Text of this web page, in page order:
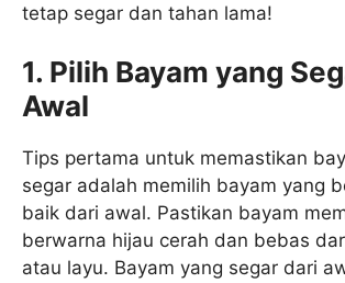
tetap segar dan tahan lama!
1. Pilih Bayam yang
Awal
Tips pertama untuk memastikan
segar adalah memilih bayam yang
baik dari awal. Pastikan bayam
berwarna hijau cerah dan bebas
atau layu. Bayam yang segar dari